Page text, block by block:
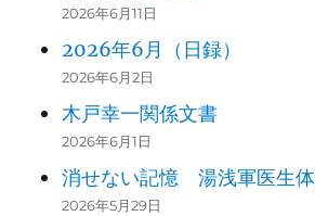
2026年6月11日
2026年6月（日録）
2026年6月2日
木戸幸一関係文書
2026年6月1日
消せない記憶 湯浅軍医生
2026年5月29日